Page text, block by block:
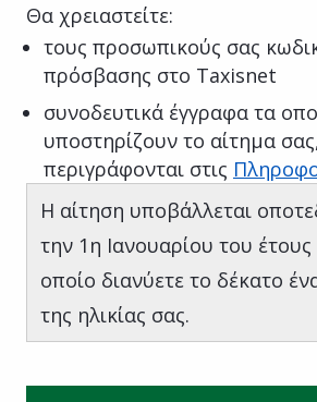
Θα χρειαστείτε:
τους προσωπικούς σας
πρόσβασης στο Taxisnet
συνοδευτικά έγγραφα τα
υποστηρίζουν το αίτημα
περιγράφονται στις
H αίτηση υποβάλλεται
την 1η Ιανουαρίου του
οποίο διανύετε το δέκατο
της ηλικίας σας.